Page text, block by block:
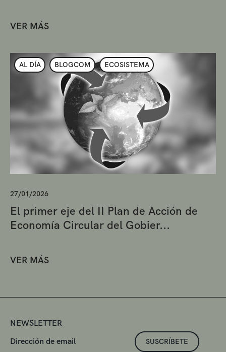
VER MÁS
AL DÍA BLOGCOM ECOSISTEMA
27/01/2026
El primer eje del II Plan de Acción de
Economía Circular del Gobier...
VER MÁS
NEWSLETTER
SUSCRÍBETE